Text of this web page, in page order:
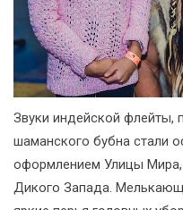
Звуки индейской флейты,
шаманского бубна стали
оформлением Улицы Мира,
Дикого Запада.